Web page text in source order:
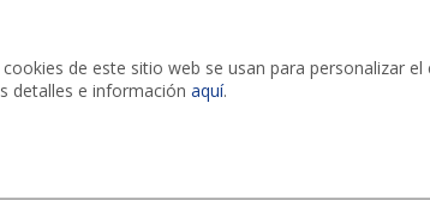
de este sitio web se usan para personalizar
detalles e información aquí.